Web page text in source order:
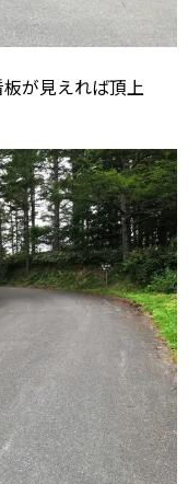
が見えれば頂上